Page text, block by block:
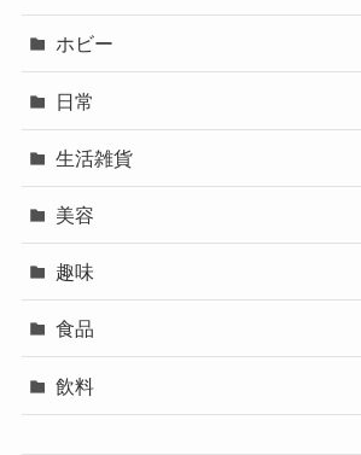
ホビー
日常
生活雑貨
美容
趣味
食品
飲料